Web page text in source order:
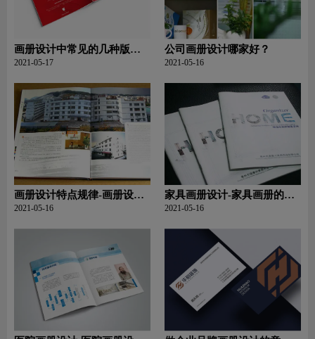
画册设计中常见的几种版式
有哪些？
2021-05-17
公司画册设计哪家好？
2021-05-16
画册设计特点规律-画册设计
规律和特点
2021-05-16
家具画册设计-家具画册的封
面设计有哪些技巧
2021-05-16